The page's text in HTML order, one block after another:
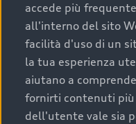
cronologia dei
completa della
costante e accurata;
condizioni della
buona
precedente
accede più
all'interno del sito
facilità d'uso di un
la tua esperienza
aiutano a
fornirti contenuti
dell'utente vale sia